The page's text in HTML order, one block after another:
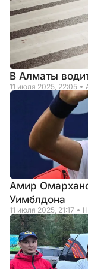
В Алматы
11 июля 2025, 22:05
Амир
Уимблдона
11 июля 2025, 21:17